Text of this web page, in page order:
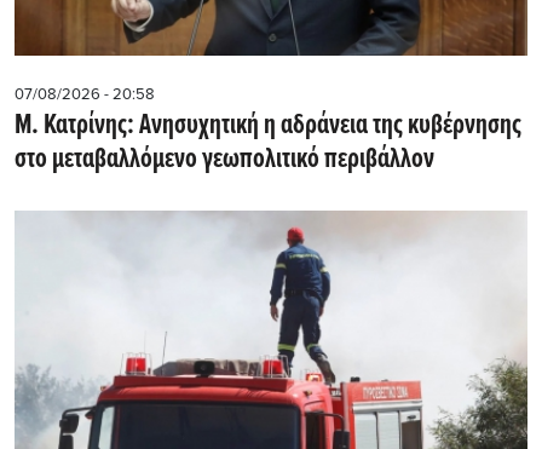
07/08/2026 - 20:58
Μ. Κατρίνης: Ανησυχητική η αδράνεια της κυβέρνησης
στο μεταβαλλόμενο γεωπολιτικό περιβάλλον